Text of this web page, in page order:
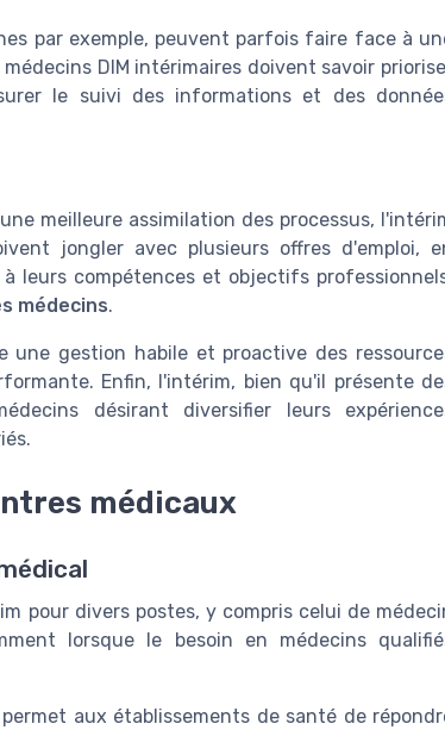
par exemple, peuvent parfois faire face à
DIM intérimaires doivent savoir
le suivi des informations et des
meilleure assimilation des processus,
jongler avec plusieurs offres d'emploi,
leurs compétences et objectifs
médecins.
une gestion habile et proactive des
Enfin, l'intérim, bien qu'il présente
désirant diversifier leurs
médicaux
pour divers postes, y compris celui de
lorsque le
besoin en médecins
permet aux établissements de santé de